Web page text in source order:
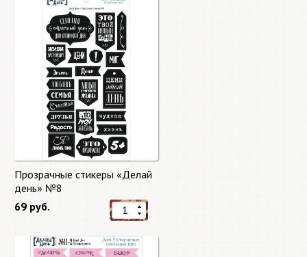
Прозрачные стикеры «Делай
день» №8
69 руб.